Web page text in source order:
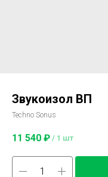
Звукоизол ВП
Techno Sonus
11 540 ₽ / 1 шт